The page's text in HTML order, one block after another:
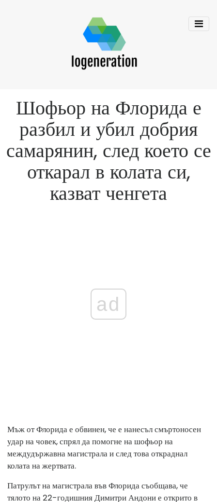
Шофьор на Флорида е
разбил и убил добрия
самарянин, след което се
откарал в колата си,
казват ченгета
ad
Мъж от Флорида е обвинен, че е нанесъл смъртоносен
удар на човек, спрял да помогне на шофьор на
междудържавна магистрала и след това откраднал
колата на жертвата.
Патрулът на магистрала във Флорида съобщава, че
тялото на 22-годишния Димитри Андони е открито в